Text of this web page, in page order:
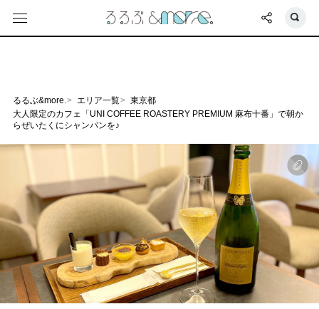
るるぶ&more. エリア一覧
東京都
大人限定のカフェ「UNI COFFEE ROASTERY PREMIUM 麻布十番」で朝か
らぜいたくにシャンパンを♪